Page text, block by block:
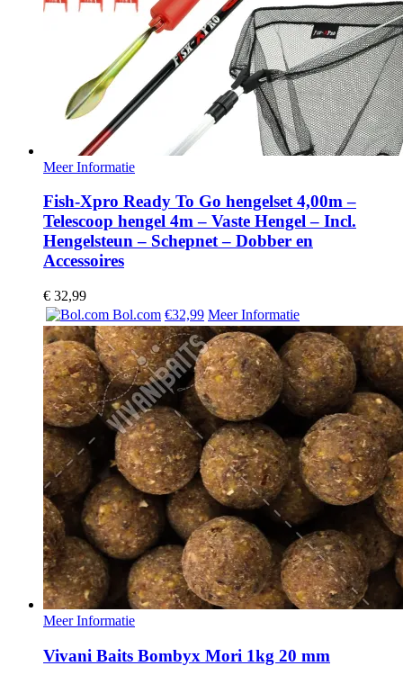
Meer Informatie
Fish-Xpro Ready To Go hengelset 4,00m –
Telescoop hengel 4m – Vaste Hengel – Incl.
Hengelsteun – Schepnet – Dobber en
Accessoires
€ 32,99
Bol.com €32,99 Meer Informatie
Meer Informatie
Vivani Baits Bombyx Mori 1kg 20 mm